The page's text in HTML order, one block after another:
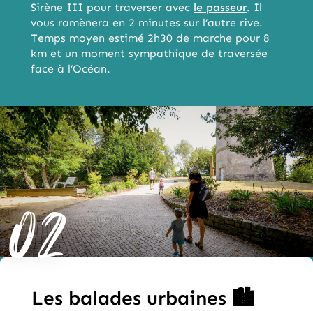
Sirène III pour traverser avec le passeur. Il
vous ramènera en 2 minutes sur l’autre rive.
Temps moyen estimé 2h30 de marche pour 8
km et un moment sympathique de traversée
face à l’Océan.
02
Les balades urbaines 🏙️